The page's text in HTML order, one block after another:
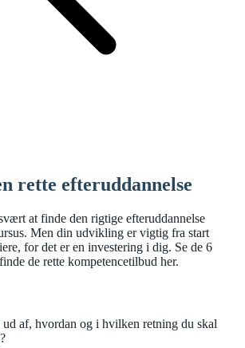
rette efteruddannelse
at finde den rigtige efteruddannelse
Men din udvikling er vigtig fra start
for det er en investering i dig. Se de 6
de rette kompetencetilbud her.
af, hvordan og i hvilken retning du skal